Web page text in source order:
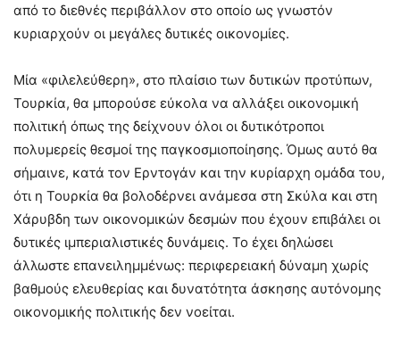
από το διεθνές περιβάλλον στο οποίο ως γνωστόν
κυριαρχούν οι μεγάλες δυτικές οικονομίες.
Μία «φιλελεύθερη», στο πλαίσιο των δυτικών προτύπων,
Τουρκία, θα μπορούσε εύκολα να αλλάξει οικονομική
πολιτική όπως της δείχνουν όλοι οι δυτικότροποι
πολυμερείς θεσμοί της παγκοσμιοποίησης. Όμως αυτό θα
σήμαινε, κατά τον Ερντογάν και την κυρίαρχη ομάδα του,
ότι η Τουρκία θα βολοδέρνει ανάμεσα στη Σκύλα και στη
Χάρυβδη των οικονομικών δεσμών που έχουν επιβάλει οι
δυτικές ιμπεριαλιστικές δυνάμεις. Το έχει δηλώσει
άλλωστε επανειλημμένως: περιφερειακή δύναμη χωρίς
βαθμούς ελευθερίας και δυνατότητα άσκησης αυτόνομης
οικονομικής πολιτικής δεν νοείται.